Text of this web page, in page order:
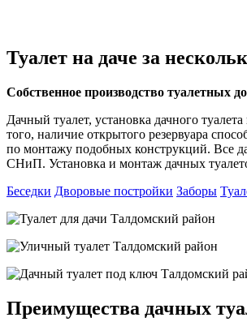
Туалет на даче за
Собственное производство туалетных
Дачный туалет, установка дачного
того, наличие открытого резервуара
по монтажу подобных конструкций. Все
СНиП. Установка и монтаж дачных
Беседки Дворовые постройки Заборы
Преимущества дачных